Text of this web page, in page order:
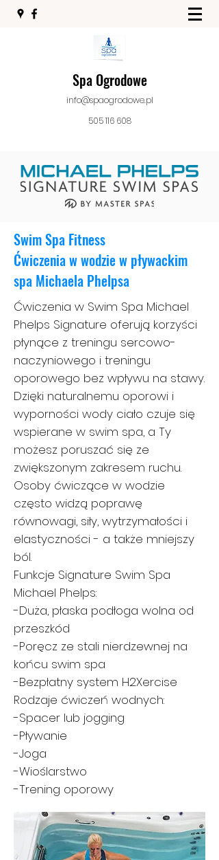
Spa Ogrodowe
info@spaogrodowe.pl
505 116 608
Swim Spa Fitness
Ćwiczenia w wodzie w pływackim
spa Michaela Phelpsa
Ćwiczenia w Swim Spa Michael
Phelps Signature oferują korzyści
płynące z treningu sercowo-
naczyniowego i treningu
oporowego bez wpływu na stawy.
Dzięki naturalnemu oporowi i
wyporności wody ciało czuje się
wspierane w swim spa, a Ty
możesz poruszać się ze
zwiększonym zakresem ruchu.
Osoby ćwiczące w wodzie
często widzą poprawę
równowagi, siły, wytrzymałości i
elastyczności - a także mniejszy
ból.
Funkcje Signature Swim Spa
Michael Phelps:
-Duża, płaska podłoga wolna od
przeszkód
-Poręcz ze stali nierdzewnej na
końcu swim spa
-Bezpłatny system H2Xercise
Rodzaje ćwiczeń wodnych:
-Spacer lub jogging
-Pływanie
-Joga
-Wioślarstwo
-Trening oporowy